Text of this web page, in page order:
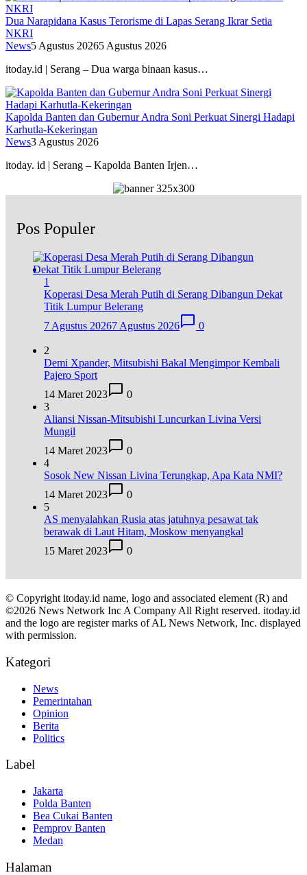
Dua Narapidana Kasus Terorisme di Lapas Serang Ikrar Setia
NKRI
News5 Agustus 20265 Agustus 2026
itoday.id | Serang – Dua warga binaan kasus…
Kapolda Banten dan Gubernur Andra Soni Perkuat Sinergi Hadapi
Karhutla-Kekeringan
News3 Agustus 2026
itoday. id | Serang – Kapolda Banten Irjen…
Pos Populer
1
Koperasi Desa Merah Putih di Serang Dibangun Dekat
Titik Lumpur Belerang
7 Agustus 20267 Agustus 2026 0
2
Demi Xpander, Mitsubishi Bakal Mengimpor Kembali
Pajero Sport
14 Maret 2023
0
3
Aliansi Nissan-Mitsubishi Luncurkan Livina Versi
Mungil
14 Maret 2023
0
4
Sosok New Nissan Livina Terungkap, Apa Kata NMI?
14 Maret 2023
0
5
AS menyalahkan Rusia atas jatuhnya pesawat tak
berawak di Laut Hitam, Moskow menyangkal
15 Maret 2023
0
© Copyright itoday.id name, logo and associated element (R) and
©2026 News Network Inc A Company All Right reserved. itoday.id
and the logo are register marks of AL News Network, Inc. displayed
with permission.
Kategori
News
Pemerintahan
Opinion
Berita
Politics
Label
Jakarta
Polda Banten
Bea Cukai Banten
Pemprov Banten
Medan
Halaman